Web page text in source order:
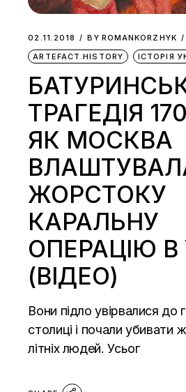
02.11.2018 BY ROMANKORZHYK
ARTEFACT.HISTORY
ІСТОРІЯ
ТРАГЕДІЯ
ЯК МОСКВА
ЖОРСТОКУ
КАРАЛЬНУ
ОПЕРАЦІЮ В
(ВІДЕО)
Вони підло увірвалися до
столиці і почали убивати
літніх людей. Усьог